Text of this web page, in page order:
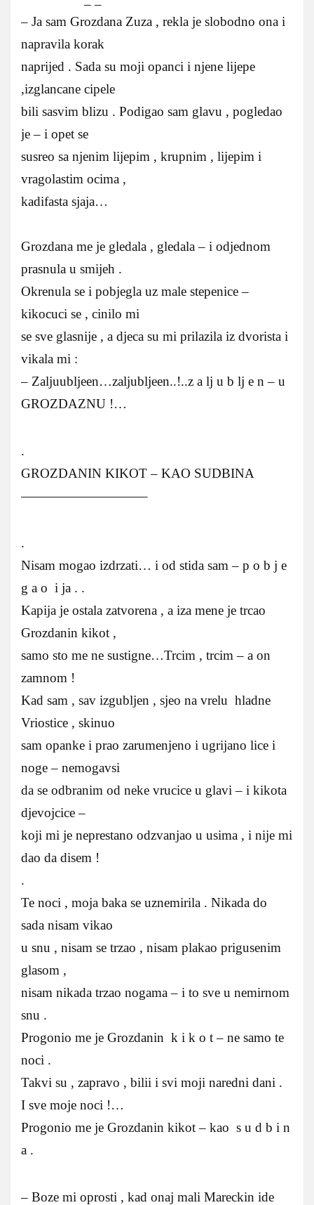
– Ja sam Grozdana Zuza , rekla je slobodno ona i
napravila korak
naprijed . Sada su moji opanci i njene lijepe
,izglancane cipele
bili sasvim blizu . Podigao sam glavu , pogledao
je – i opet se
susreo sa njenim lijepim , krupnim , lijepim i
vragolastim ocima ,
kadifasta sjaja…
Grozdana me je gledala , gledala – i odjednom
prasnula u smijeh .
Okrenula se i pobjegla uz male stepenice –
kikocuci se , cinilo mi
se sve glasnije , a djeca su mi prilazila iz dvorista i
vikala mi :
– Zaljuubljeen…zaljubljeen..!..z a lj u b lj e n – u
GROZDAZNU !…
.
GROZDANIN KIKOT – KAO SUDBINA
—————————–
.
Nisam mogao izdrzati… i od stida sam – p o b j e
g a o i ja . .
Kapija je ostala zatvorena , a iza mene je trcao
Grozdanin kikot ,
samo sto me ne sustigne…Trcim , trcim – a on
zamnom !
Kad sam , sav izgubljen , sjeo na vrelu hladne
Vriostice , skinuo
sam opanke i prao zarumenjeno i ugrijano lice i
noge – nemogavsi
da se odbranim od neke vrucice u glavi – i kikota
djevojcice –
koji mi je neprestano odzvanjao u usima , i nije mi
dao da disem !
.
Te noci , moja baka se uznemirila . Nikada do
sada nisam vikao
u snu , nisam se trzao , nisam plakao prigusenim
glasom ,
nisam nikada trzao nogama – i to sve u nemirnom
snu .
Progonio me je Grozdanin k i k o t – ne samo te
noci .
Takvi su , zapravo , bilii i svi moji naredni dani .
I sve moje noci !…
Progonio me je Grozdanin kikot – kao s u d b i n
a .
– Boze mi oprosti , kad onaj mali Mareckin ide